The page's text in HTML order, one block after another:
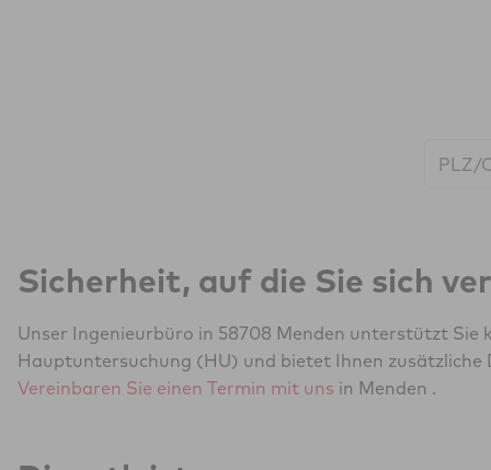
Sicherheit, auf die Sie sich
Unser Ingenieurbüro in 58708 Menden unterstützt Sie
Hauptuntersuchung (HU) und bietet Ihnen zusätzliche
Vereinbaren Sie einen Termin mit uns in Menden .